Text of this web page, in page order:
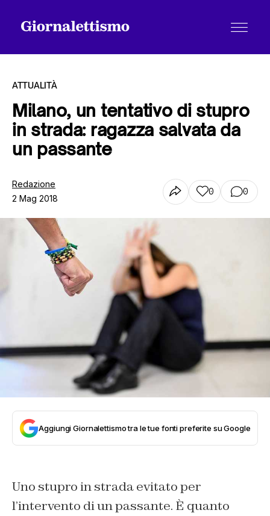
Tutti gli articoli
Chi siamo
Contatti
ATTUALITÀ
Milano, un tentativo di stupro
in strada: ragazza salvata da
un passante
Redazione
2 Mag 2018
0 0
Aggiungi Giornalettismo tra le tue fonti preferite su Google
Uno stupro in strada evitato per
l’intervento di un passante. È quanto